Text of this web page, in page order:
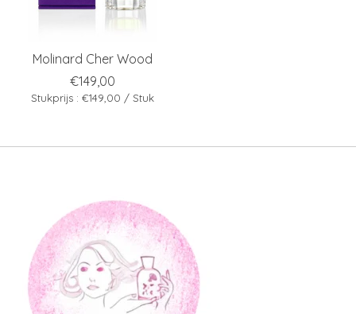
Molinard Cher Wood
€149,00
Stukprijs : €149,00 / Stuk